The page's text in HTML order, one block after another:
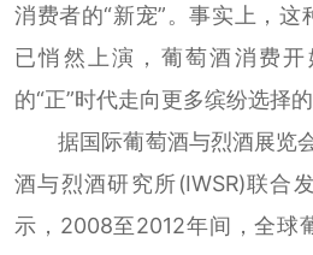
消费者的“新宠”。事实上，
已悄然上演，葡萄酒消费
的“正”时代走向更多缤纷选择的
据国际葡萄酒与烈酒展览
酒与烈酒研究所(IWSR)联合
示，2008至2012年间，全球